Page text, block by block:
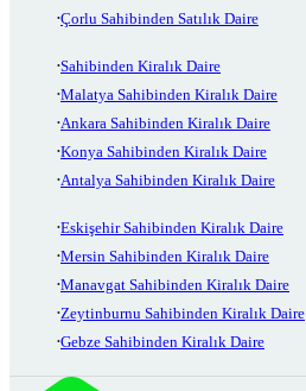
Çorlu Sahibinden Satılık Daire
Sahibinden Kiralık Daire
Malatya Sahibinden Kiralık Daire
Ankara Sahibinden Kiralık Daire
Konya Sahibinden Kiralık Daire
Antalya Sahibinden Kiralık Daire
Eskişehir Sahibinden Kiralık Daire
Mersin Sahibinden Kiralık Daire
Manavgat Sahibinden Kiralık Daire
Zeytinburnu Sahibinden Kiralık Daire
Gebze Sahibinden Kiralık Daire